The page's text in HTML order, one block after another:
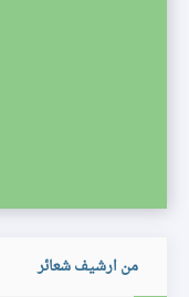
من ارشيف شعائر